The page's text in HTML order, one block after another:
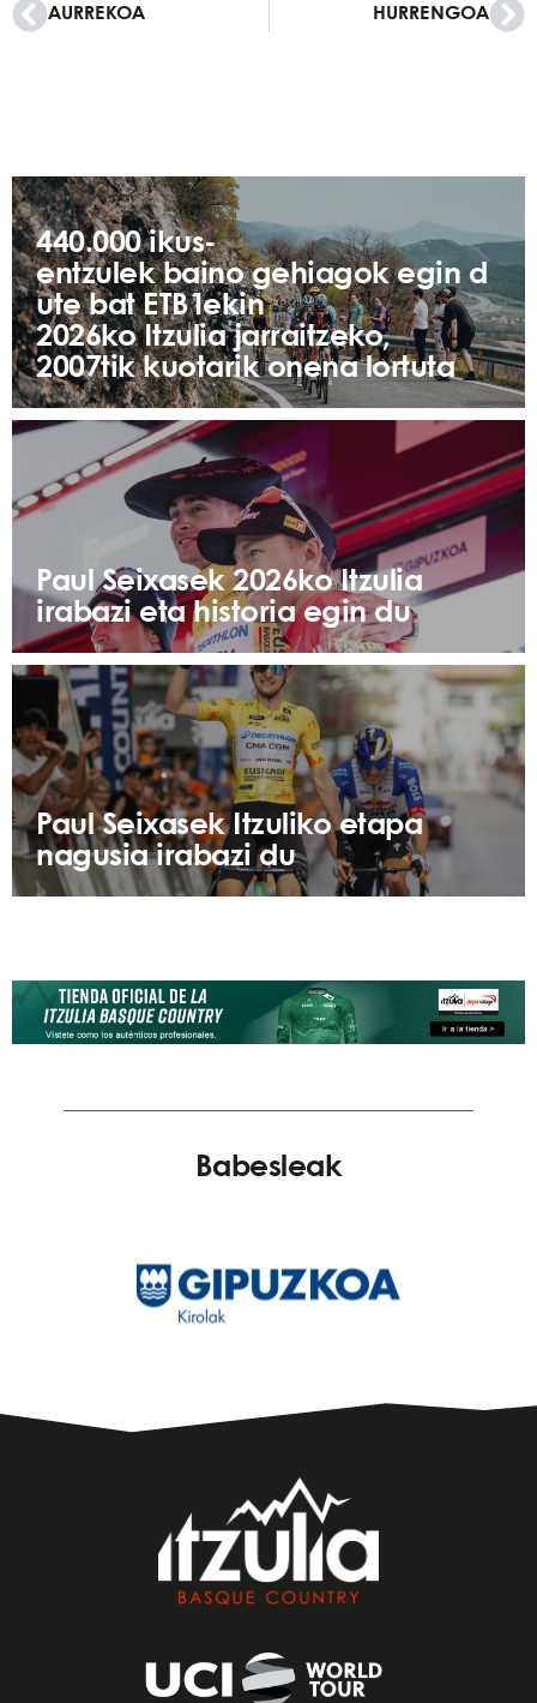
AURREKOA HURRENGOA
440.000 ikus-
entzulek baino gehiagok egin d
ute bat ETB1ekin
2026ko Itzulia jarraitzeko,
2007tik kuotarik onena lortuta
Paul Seixasek 2026ko Itzulia
irabazi eta historia egin du
Paul Seixasek Itzuliko etapa
nagusia irabazi du
Babesleak